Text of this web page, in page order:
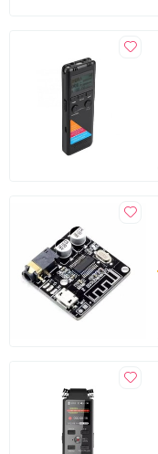
1 x KB65 Ses Kayıt Cihazı
1 x V8 Micro USB Şarj
1 x Kulaklık
1 x Kullanma Kılavuzu
Ürün Kodu:kcm982850